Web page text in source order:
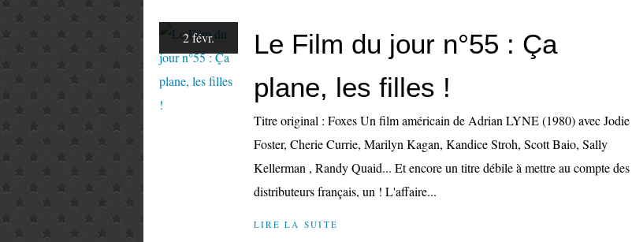
2 févr.
Le Film du jour n°55 : Ça
plane, les filles !
Titre original : Foxes Un film américain de Adrian LYNE (1980) avec Jodie
Foster, Cherie Currie, Marilyn Kagan, Kandice Stroh, Scott Baio, Sally
Kellerman , Randy Quaid... Et encore un titre débile à mettre au compte des
distributeurs français, un ! L'affaire...
LIRE LA SUITE